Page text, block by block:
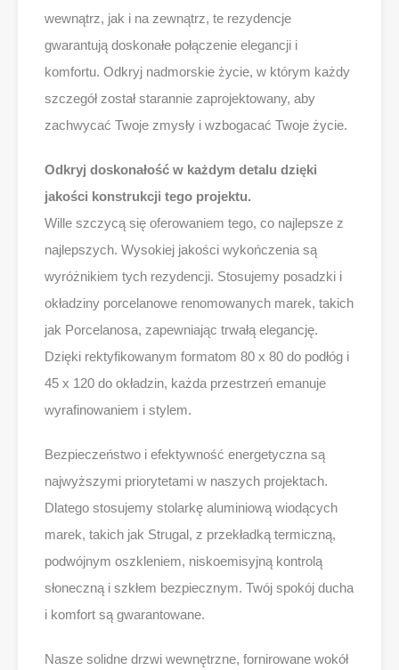
wewnątrz, jak i na zewnątrz, te rezydencje
gwarantują doskonałe połączenie elegancji i
komfortu. Odkryj nadmorskie życie, w którym każdy
szczegół został starannie zaprojektowany, aby
zachwycać Twoje zmysły i wzbogacać Twoje życie.
Odkryj doskonałość w każdym detalu dzięki
jakości konstrukcji tego projektu.
Wille szczycą się oferowaniem tego, co najlepsze z
najlepszych. Wysokiej jakości wykończenia są
wyróżnikiem tych rezydencji. Stosujemy posadzki i
okładziny porcelanowe renomowanych marek, takich
jak Porcelanosa, zapewniając trwałą elegancję.
Dzięki rektyfikowanym formatom 80 x 80 do podłóg i
45 x 120 do okładzin, każda przestrzeń emanuje
wyrafinowaniem i stylem.
Bezpieczeństwo i efektywność energetyczna są
najwyższymi priorytetami w naszych projektach.
Dlatego stosujemy stolarkę aluminiową wiodących
marek, takich jak Strugal, z przekładką termiczną,
podwójnym oszkleniem, niskoemisyjną kontrolą
słoneczną i szkłem bezpiecznym. Twój spokój ducha
i komfort są gwarantowane.
Nasze solidne drzwi wewnętrzne, fornirowane wokół